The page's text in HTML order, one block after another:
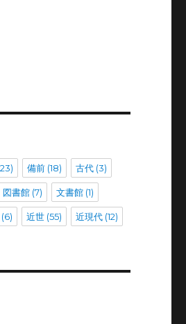
備前(18) 古代(3)
図書館(7) 文書館(1)
近世(55) 近現代(12)